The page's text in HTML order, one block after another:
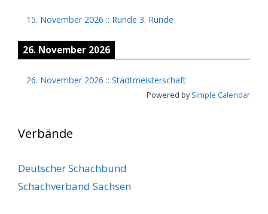
15. November 2026 :: Runde 3. Runde
26. November 2026
26. November 2026 :: Stadtmeisterschaft
Powered bySimple Calendar
Verbände
Deutscher Schachbund
Schachverband Sachsen